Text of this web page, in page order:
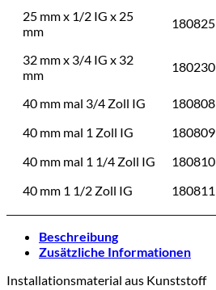
25 mm x 1/2 IG x 25
mm
180825
32 mm x 3/4 IG x 32
mm
180230
40 mm mal 3/4 Zoll IG 180808
40 mm mal 1 Zoll IG
180809
40 mm mal 1 1/4 Zoll IG
180810
40 mm 1 1/2 Zoll IG
180811
50 mm mal 1 1/4 Zoll IG
180812
50 mm mal 1 1/2 Zoll IG
180813
50 mm mal 2 Zoll IG
180815
Beschreibung
Zusätzliche Informationen
Installationsmaterial aus Kunststoff